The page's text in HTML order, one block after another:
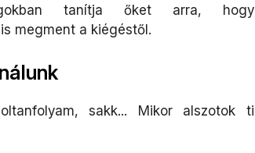
tanítja őket arra, hogy
megment a kiégéstől.
sakk... Mikor alszotok ti